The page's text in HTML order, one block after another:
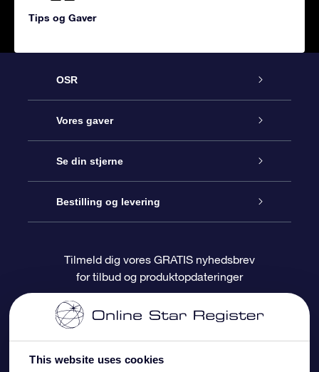
This website uses cookies
Tips og Gaver
OSR
Kundeservice
Kontakt os
Bloggen
Anmeldelser
Vores gaver
Online Stjernegave
OSR Gavepakke
OSR Gavekortet
Firmagaver
Se din stjerne
Star Register
Personliggjort Stjerneside
One Million Stars
OSR Stjerne-pauseskærm
Bestilling og levering
Betalingsinformation
Forsendelsesoplysninger
Returpolitik
Tilmeld dig vores GRATIS nyhedsbrev
for tilbud og produktopdateringer